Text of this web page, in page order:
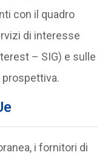
con il quadro
di interesse
– SIG) e sulle
prospettiva.
i fornitori di